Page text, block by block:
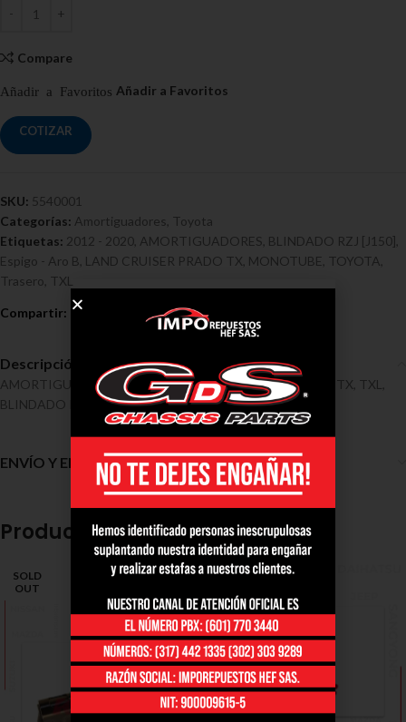
Compare
COTIZAR
SKU: 5540001
Categorías: Amortiguadores Toyota
Etiquetas: 2012 - 2020 AMORTIGUADORES BLINDADO RZJ [J150]
Espigo - Aro B LAND CRUISER PRADO TX MONOTUBE TOYOTA
Trasero TXL
Descripción
AMORTIGUADORES / TOYOTA / LAND CRUISER PRADO TX, TXL,
BLINDADO RZJ [J150] Ref 5540001, 2012 – 2020
ENVÍO Y ENTREGA
Productos relacionados
SOLD
OUT